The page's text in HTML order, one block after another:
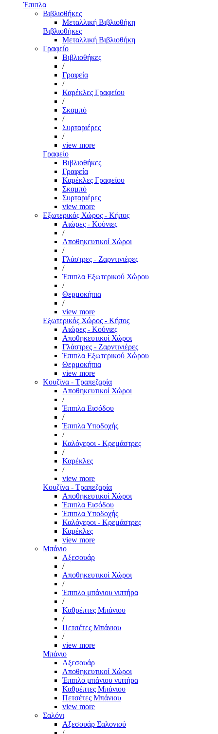
Έπιπλα
Βιβλιοθήκες
Μεταλλική Βιβλιοθήκη
Βιβλιοθήκες
Μεταλλική Βιβλιοθήκη
Γραφείο
Βιβλιοθήκες
/
Γραφεία
/
Καρέκλες Γραφείου
/
Σκαμπό
/
Συρταριέρες
/
view more
Γραφείο
Βιβλιοθήκες
Γραφεία
Καρέκλες Γραφείου
Σκαμπό
Συρταριέρες
view more
Εξωτερικός Χώρος - Κήπος
Αιώρες - Κούνιες
/
Αποθηκευτικοί Χώροι
/
Γλάστρες - Ζαρντινιέρες
/
Έπιπλα Εξωτερικού Χώρου
/
Θερμοκήπια
/
view more
Εξωτερικός Χώρος - Κήπος
Αιώρες - Κούνιες
Αποθηκευτικοί Χώροι
Γλάστρες - Ζαρντινιέρες
Έπιπλα Εξωτερικού Χώρου
Θερμοκήπια
view more
Κουζίνα - Τραπεζαρία
Αποθηκευτικοί Χώροι
/
Έπιπλα Εισόδου
/
Έπιπλα Υποδοχής
/
Καλόγεροι - Κρεμάστρες
/
Καρέκλες
/
view more
Κουζίνα - Τραπεζαρία
Αποθηκευτικοί Χώροι
Έπιπλα Εισόδου
Έπιπλα Υποδοχής
Καλόγεροι - Κρεμάστρες
Καρέκλες
view more
Μπάνιο
Αξεσουάρ
/
Αποθηκευτικοί Χώροι
/
Έπιπλο μπάνιου νιπτήρα
/
Καθρέπτες Μπάνιου
/
Πετσέτες Μπάνιου
/
view more
Μπάνιο
Αξεσουάρ
Αποθηκευτικοί Χώροι
Έπιπλο μπάνιου νιπτήρα
Καθρέπτες Μπάνιου
Πετσέτες Μπάνιου
view more
Σαλόνι
Αξεσουάρ Σαλονιού